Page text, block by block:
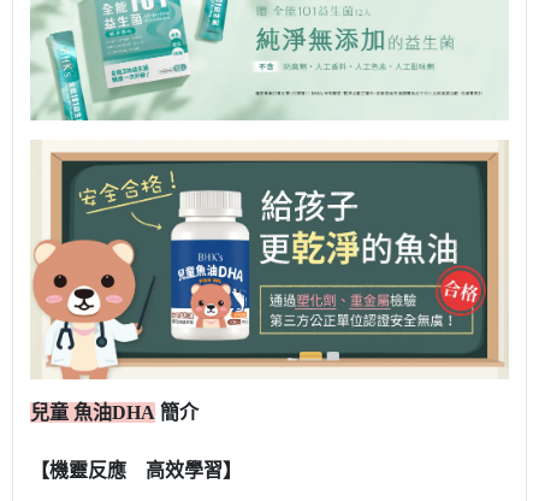
兒童 魚油DHA 簡介
【機靈反應 高效學習】